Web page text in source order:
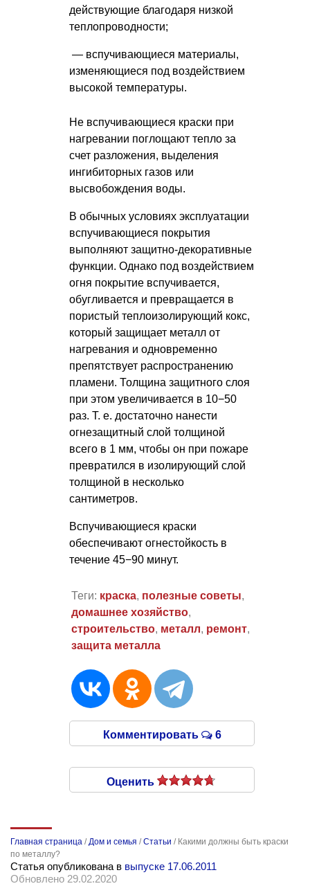
действующие благодаря низкой
теплопроводности;
— вспучивающиеся материалы,
изменяющиеся под воздействием
высокой температуры.
Не вспучивающиеся краски при
нагревании поглощают тепло за
счет разложения, выделения
ингибиторных газов или
высвобождения воды.
В обычных условиях эксплуатации
вспучивающиеся покрытия
выполняют защитно-декоративные
функции. Однако под воздействием
огня покрытие вспучивается,
обугливается и превращается в
пористый теплоизолирующий кокс,
который защищает металл от
нагревания и одновременно
препятствует распространению
пламени. Толщина защитного слоя
при этом увеличивается в 10−50
раз. Т. е. достаточно нанести
огнезащитный слой толщиной
всего в 1 мм, чтобы он при пожаре
превратился в изолирующий слой
толщиной в несколько
сантиметров.
Вспучивающиеся краски
обеспечивают огнестойкость в
течение 45−90 минут.
Теги: краска, полезные советы,
домашнее хозяйство,
строительство, металл, ремонт,
защита металла
Комментировать 6
Оценить
Главная страница /Дом и семья /Статьи / Какими должны быть краски
по металлу?
Статья опубликована в выпуске 17.06.2011
Обновлено 29.02.2020